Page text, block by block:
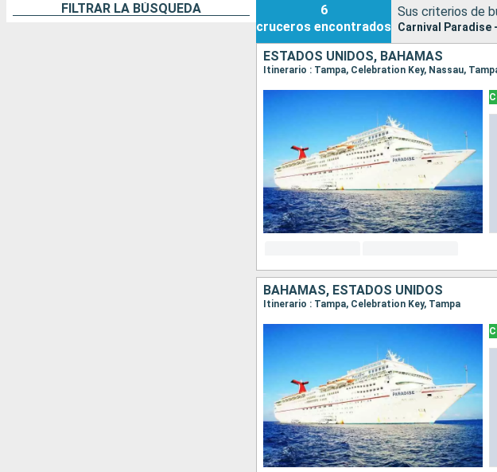
FILTRAR LA BÚSQUEDA
6
cruceros encontrados
Sus criterios de
Carnival Paradise
ESTADOS UNIDOS, BAHAMAS
Itinerario : Tampa, Celebration Key, Nassau,
BAHAMAS, ESTADOS UNIDOS
Itinerario : Tampa, Celebration Key, Tampa